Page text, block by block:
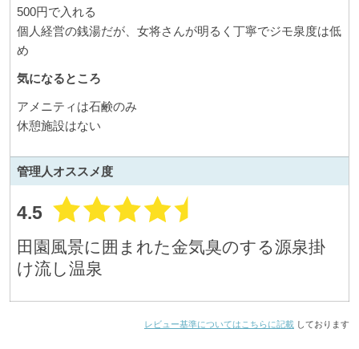
500円で入れる
個人経営の銭湯だが、女将さんが明るく丁寧でジモ泉度は低
め
気になるところ
アメニティは石鹸のみ
休憩施設はない
管理人オススメ度
4.5
田園風景に囲まれた金気臭のする源泉掛
け流し温泉
レビュー基準についてはこちらに記載 しております